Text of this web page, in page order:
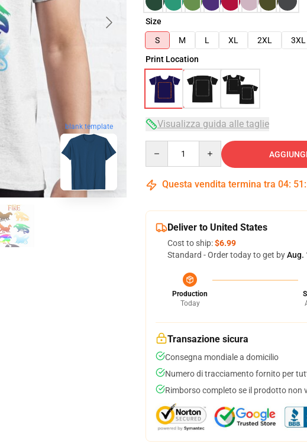
blank template
Size
S
M L XL 2XL 3XL
Print Location
Visualizza guida alle taglie
Questa vendita termina tra 04: 51 :
Deliver to United States
Cost to ship:$6.99
Standard - Order today to get byAug.
Production
Today
Transazione sicura
Consegna mondiale a domicilio
Numero di tracciamento fornito per
Rimborso completo se il prodotto non